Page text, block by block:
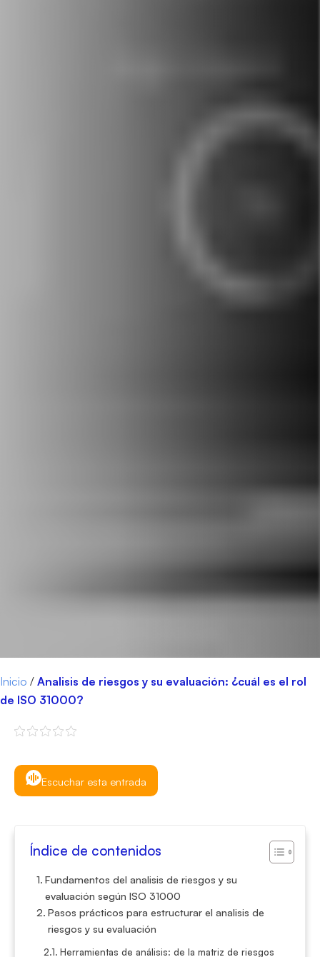
Inicio / Analisis de riesgos y su evaluación: ¿cuál es el rol
de ISO 31000?
Escuchar esta entrada
Índice de contenidos
Fundamentos del analisis de riesgos y su
evaluación según ISO 31000
Pasos prácticos para estructurar el analisis de
riesgos y su evaluación
Herramientas de análisis: de la matriz de riesgos